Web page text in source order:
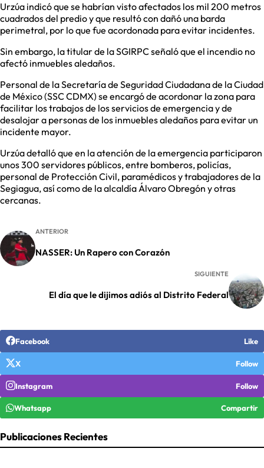
Urzúa indicó que se habrían visto afectados los mil 200 metros
cuadrados del predio y que resultó con dañó una barda
perimetral, por lo que fue acordonada para evitar incidentes.
Sin embargo, la titular de la SGIRPC señaló que el incendio no
afectó inmuebles aledaños.
Personal de la Secretaría de Seguridad Ciudadana de la Ciudad
de México (SSC CDMX) se encargó de acordonar la zona para
facilitar los trabajos de los servicios de emergencia y de
desalojar a personas de los inmuebles aledaños para evitar un
incidente mayor.
Urzúa detalló que en la atención de la emergencia participaron
unos 300 servidores públicos, entre bomberos, policías,
personal de Protección Civil, paramédicos y trabajadores de la
Segiagua, así como de la alcaldía Álvaro Obregón y otras
cercanas.
ANTERIOR
NASSER: Un Rapero con Corazón
SIGUIENTE
El día que le dijimos adiós al Distrito Federal
Facebook Like
X Follow
Instagram Follow
Whatsapp Compartir
Publicaciones Recientes